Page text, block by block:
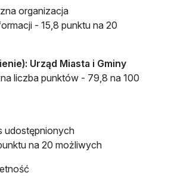
organizacja
- 15,8 punktu na 20
Urząd Miasta i Gminy
liczba punktów - 79,8 na 100
udostępnionych
na 20 możliwych